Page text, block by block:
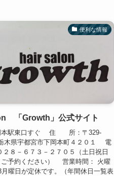
便利な情報
「Growth」公式サイト
本駅東口すぐ 住 所：〒329-
県宇都宮市下岡本町４２０１ 電
２８－６７３－２７０５（土日祝日
ご予約ください） 営業時間： 火曜
曜日が定休です。（年間休日一覧表